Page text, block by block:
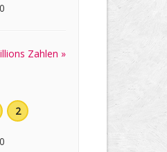
Zahlen »
2